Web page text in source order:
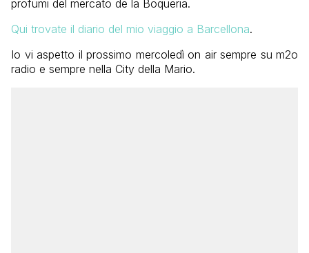
profumi del mercato de la Boqueria.
Qui trovate il diario del mio viaggio a Barcellona.
Io vi aspetto il prossimo mercoledì on air sempre su m2o
radio e sempre nella City della Mario.